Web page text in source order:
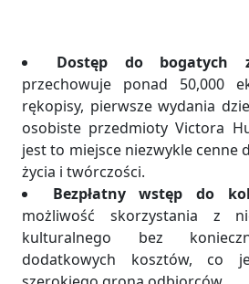
Dostęp do bogatych
przechowuje ponad 50,000
rękopisy, pierwsze wydania
osobiste przedmioty Victora
jest to miejsce niezwykle cenne
życia i twórczości.
Bezpłatny wstęp do
możliwość skorzystania z
kulturalnego bez
dodatkowych kosztów, co